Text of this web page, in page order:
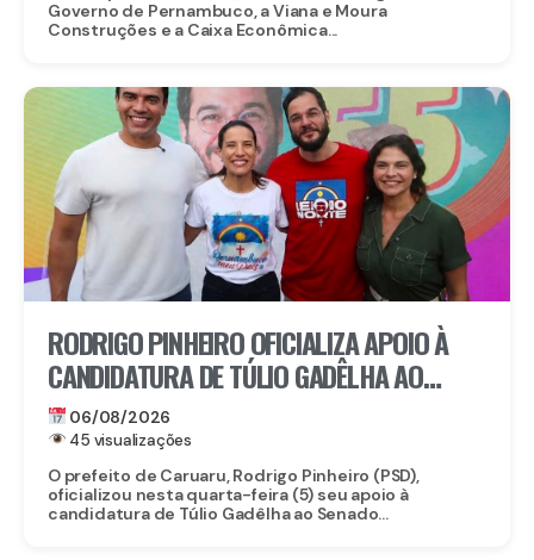
Governo de Pernambuco, a Viana e Moura
Construções e a Caixa Econômica...
RODRIGO PINHEIRO OFICIALIZA APOIO À
CANDIDATURA DE TÚLIO GADÊLHA AO
SENADO
06/08/2026
45 visualizações
O prefeito de Caruaru, Rodrigo Pinheiro (PSD),
oficializou nesta quarta-feira (5) seu apoio à
candidatura de Túlio Gadêlha ao Senado...